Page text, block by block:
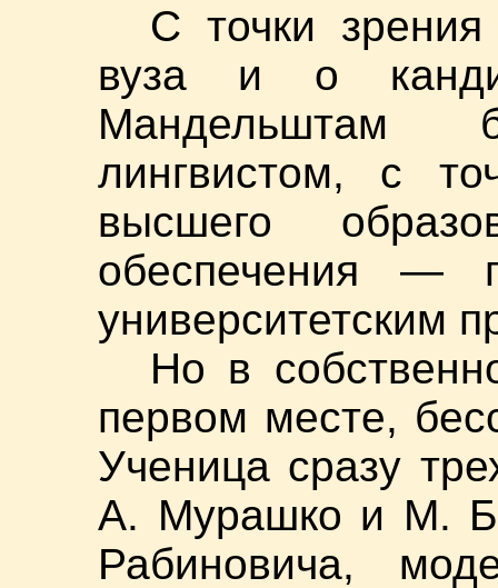
С точки
вуза и о
лингвистом, с
высшего
обеспечения —
университетским
Но в
первом месте,
Ученица сразу
А. Мурашко и М.
Рабиновича,